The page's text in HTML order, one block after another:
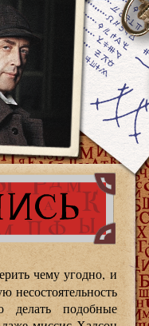
чему угодно, и
несостоятельность
делать подобные